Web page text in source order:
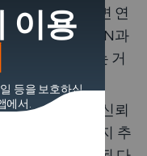
VPN을 사용하면 연
다. 하지만 VeePN과
이러한 차이는 거
고려하세요.
신뢰
암호화와 몇 가지 추
이용
등을 보호하십
에서.